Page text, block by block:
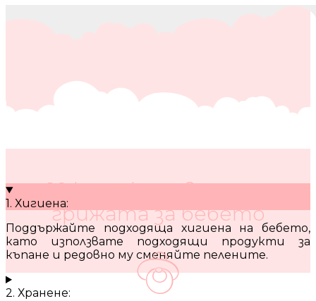
10 кратки съвета за
грижата за бебето
1. Хигиена:
Поддържайте подходяща хигиена на бебето,
като използвате подходящи продукти за
къпане и редовно му сменяйте пелените.
2. Хранене: